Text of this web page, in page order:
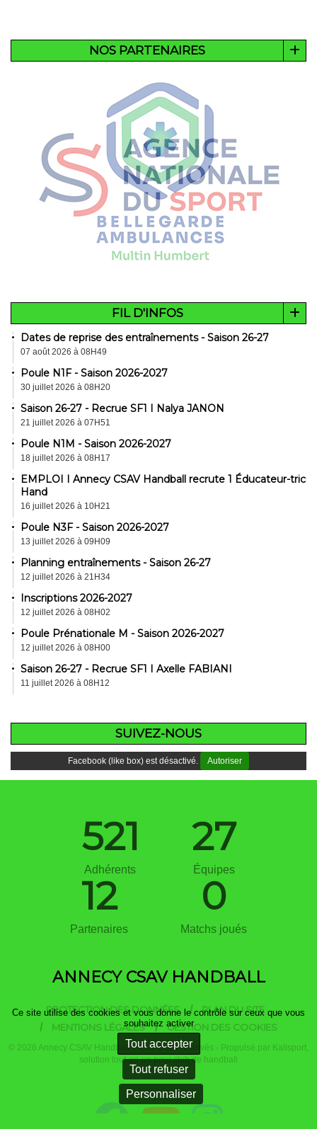
NOS PARTENAIRES
FIL D'INFOS
Dates de reprise des entraînements - Saison 26-27
07 août 2026 à 08H49
Poule N1F - Saison 2026-2027
30 juillet 2026 à 08H20
Saison 26-27 - Recrue SF1 I Nalya JANON
21 juillet 2026 à 07H51
Poule N1M - Saison 2026-2027
18 juillet 2026 à 08H17
EMPLOI I Annecy CSAV Handball recrute 1 Éducateur-trice
Hand
16 juillet 2026 à 10H21
Poule N3F - Saison 2026-2027
13 juillet 2026 à 09H09
Planning entraînements - Saison 26-27
12 juillet 2026 à 21H34
Inscriptions 2026-2027
12 juillet 2026 à 08H02
Poule Prénationale M - Saison 2026-2027
12 juillet 2026 à 08H00
Saison 26-27 - Recrue SF1 I Axelle FABIANI
11 juillet 2026 à 08H12
SUIVEZ-NOUS
Facebook (like box) est désactivé. Autoriser
521
Adhérents
27
Équipes
12
Partenaires
0
Matchs joués
ANNECY CSAV HANDBALL
PROTECTION DES DONNÉES
PLAN DU SITE
MENTIONS LÉGALES
GESTION DES COOKIES
© 2026 Annecy CSAV Handball - Tous droits réservés - Propulsé par Kalisport,
solution tout-en-un pour club de handball
Ce site utilise des cookies et vous donne le contrôle sur ceux que vous
souhaitez activer
Tout accepter
Tout refuser
Personnaliser